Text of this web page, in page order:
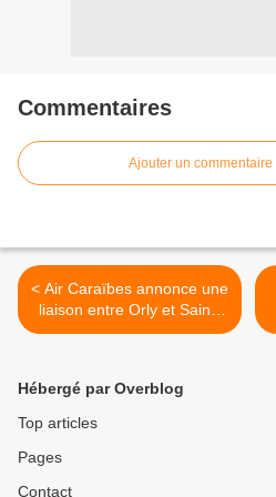
Commentaires
Ajouter un commentaire
< Air Caraïbes annonce une
liaison entre Orly et Saint-
Domingue
Hébergé par Overblog
Top articles
Pages
Contact